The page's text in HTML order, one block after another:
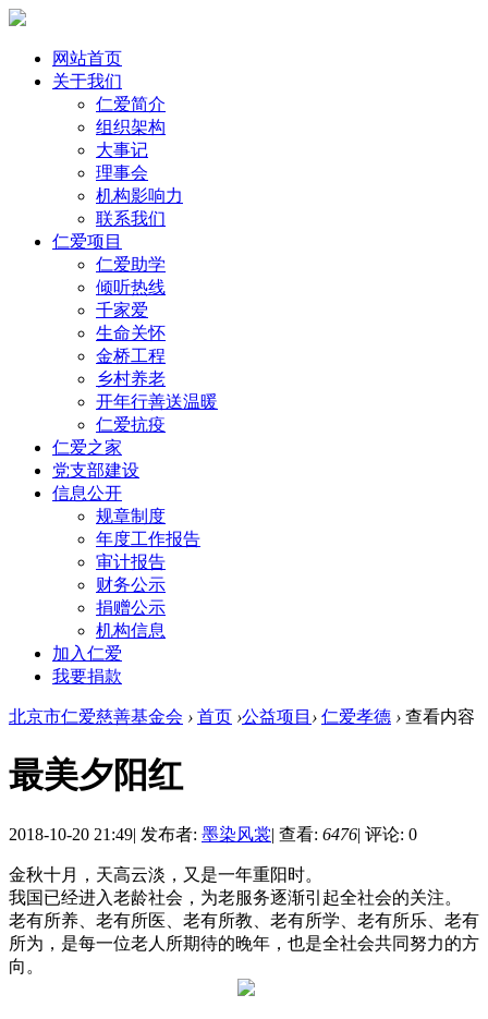
网站首页
关于我们
仁爱简介
组织架构
大事记
理事会
机构影响力
联系我们
仁爱项目
仁爱助学
倾听热线
千家爱
生命关怀
金桥工程
乡村养老
开年行善送温暖
仁爱抗疫
仁爱之家
党支部建设
信息公开
规章制度
年度工作报告
审计报告
财务公示
捐赠公示
机构信息
加入仁爱
我要捐款
北京市仁爱慈善基金会 › 首页 ›公益项目 › 仁爱孝德 › 查看内容
最美夕阳红
2018-10-20 21:49| 发布者: 墨染风裳| 查看: 6476| 评论: 0
金秋十月，天高云淡，又是一年重阳时。
我国已经进入老龄社会，为老服务逐渐引起全社会的关注。
老有所养、老有所医、老有所教、老有所学、老有所乐、老有
所为，是每一位老人所期待的晚年，也是全社会共同努力的方
向。